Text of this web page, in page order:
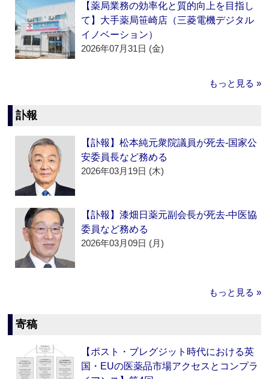
【薬局業務の効率化と質的向上を目指し
て】大手薬局笹崎店（三菱電機デジタル
イノベーション）
2026年07月31日 (金)
もっと見る »
訃報
【訃報】松本純元衆院議員が死去‐国家公
安委員長など務める
2026年03月19日 (木)
【訃報】漆畑日薬元副会長が死去‐中医協
委員など務める
2026年03月09日 (月)
もっと見る »
寄稿
【ポスト・ブレグジット時代における英
国・EUの医薬品市場アクセスとコンプラ